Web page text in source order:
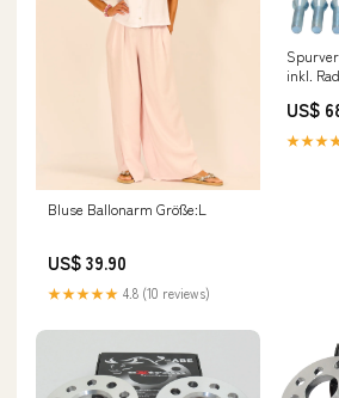
Bluse Ballonarm Größe:L
US$ 39.90
★★★★★ 4.8 (10 reviews)
inkl.
US$